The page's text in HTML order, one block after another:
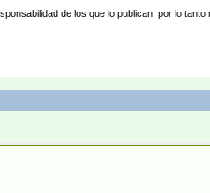
de los que lo publican, por lo